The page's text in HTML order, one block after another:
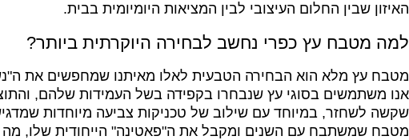
האיזון שבין החלום העיצובי לבין המציאות היומיומית בבית.
למה מטבח עץ כפרי נחשב לבחירה היוקרתית ביותר?
מטבח עץ מלא הוא הבחירה הטבעית לאלו מאיתנו שמחפשים את
אנו משתמשים בסוגי עץ שנבחרו בקפידה בשל העמידות שלהם,
שקשה לשחזר, במיוחד עם שילוב של טכניקות צביעה מיוחדות
מטבח שמשתבח עם השנים ומקבל את ה"פאטינה" הייחודית שלו,